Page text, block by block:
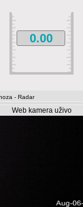
0.00
- Radar
Web kamera uživo